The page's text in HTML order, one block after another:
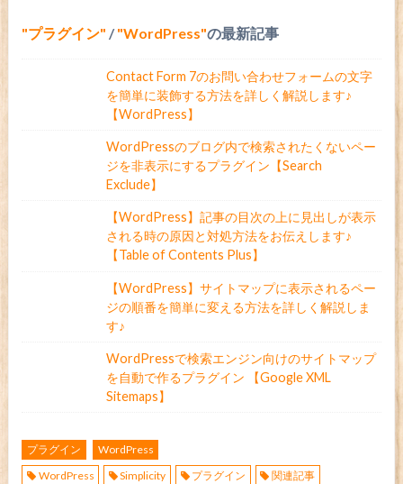
プラグイン / WordPress の最新記事
Contact Form 7のお問い合わせフォームの文字
を簡単に装飾する方法を詳しく解説します♪
【WordPress】
WordPressのブログ内で検索されたくないペー
ジを非表示にするプラグイン【Search
Exclude】
【WordPress】記事の目次の上に見出しが表示
される時の原因と対処方法をお伝えします♪
【Table of Contents Plus】
【WordPress】サイトマップに表示されるペー
ジの順番を簡単に変える方法を詳しく解説しま
す♪
WordPressで検索エンジン向けのサイトマップ
を自動で作るプラグイン 【Google XML
Sitemaps】
プラグイン
WordPress
WordPress
Simplicity プラグイン 関連記事